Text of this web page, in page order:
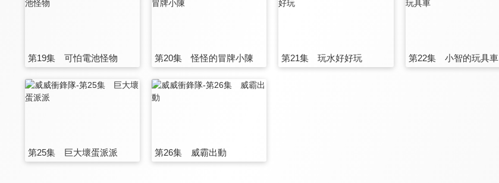
第19集 可怕電池怪物 第20集 怪怪的冒牌小陳 第21集 玩水好好玩 第22集 小智的玩具車
第25集 巨大壞蛋派派 第26集 威霸出動